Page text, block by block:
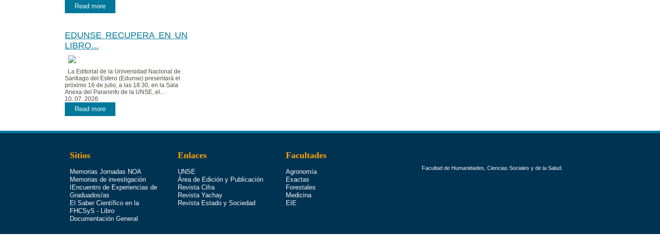
Read more
EDUNSE RECUPERA EN UN
LIBRO...
La Editorial de la Universidad Nacional de
Santiago del Estero (Edunse) presentará el
próximo 16 de julio, a las 18.30, en la Sala
Anexa del Paraninfo de la UNSE, el...
10. 07. 2026
Read more
Sitios
Memorias Jornadas NOA
Memorias de investigación
IEncuentro de Experiencias de
Graduados/as
El Saber Científico en la
FHCSyS - Libro
Documentación General
Enlaces
UNSE
Área de Edición y Publicación
Revista Cifra
Revista Yachay
Revista Estado y Sociedad
Facultades
Agronomía
Exactas
Forestales
Medicina
EIE
Facultad de Humanidades, Ciencias Sociales y de la Salud.